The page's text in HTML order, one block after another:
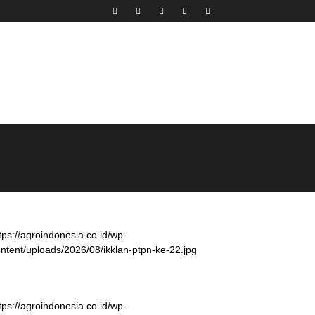
agroindonesia.co.id/wp-
uploads/2026/08/ikklan-ptpn-ke-22.jpg
agroindonesia.co.id/wp-